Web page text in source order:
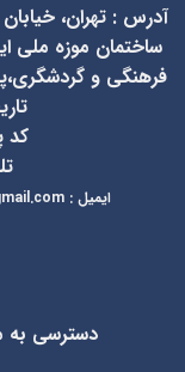
آدرس : تهران،
فرهنگی و
کد
ایمیل:
kcr@richt.ir
دسترسی به